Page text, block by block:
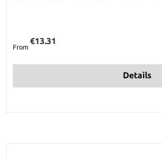
From
€13.31
Details